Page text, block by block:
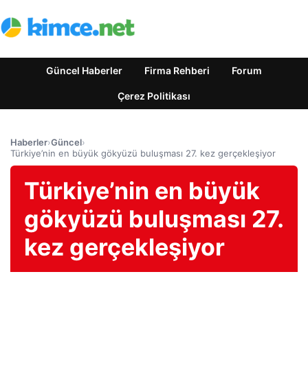
Güncel Haberler Firma Rehberi Forum
Çerez Politikası
Haberler›Güncel›
Türkiye’nin en büyük gökyüzü buluşması 27. kez gerçekleşiyor
Türkiye’nin en büyük
gökyüzü buluşması 27.
kez gerçekleşiyor